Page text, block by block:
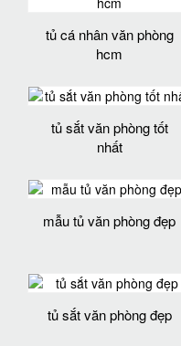
tủ cá nhân văn phòng
hcm
tủ sắt văn phòng tốt
nhất
mẫu tủ văn phòng đẹp
tủ sắt văn phòng đẹp